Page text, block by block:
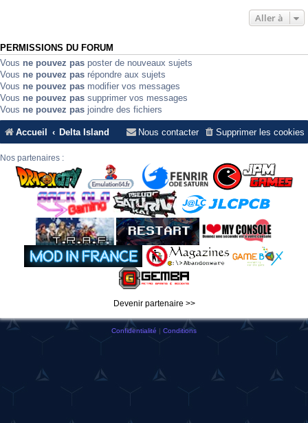
Aller à
PERMISSIONS DU FORUM
Vous ne pouvez pas poster de nouveaux sujets
Vous ne pouvez pas répondre aux sujets
Vous ne pouvez pas modifier vos messages
Vous ne pouvez pas supprimer vos messages
Vous ne pouvez pas joindre des fichiers
Accueil Delta Island Supprimer les cookies
Nous contacter
Nos partenaires :
Devenir partenaire >>
Confidentialité | Conditions